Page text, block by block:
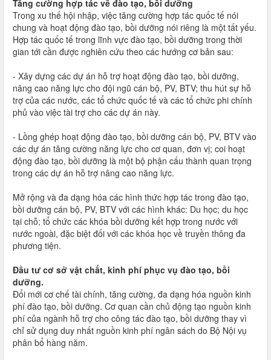
Tăng cường hợp tác về đào tạo, bồi dưỡng
Trong xu thế hội nhập, việc tăng cường hợp tác quốc tế nói
chung và hoạt động đào tạo, bồi dưỡng nói riêng là một tất yếu.
Hợp tác quốc tế trong lĩnh vực đào tạo, bồi dưỡng trong thời
gian tới cần được nghiên cứu theo các hướng cơ bản sau:
- Xây dựng các dự án hỗ trợ hoạt động đào tạo, bồi dưỡng,
nâng cao năng lực cho đội ngũ cán bộ, PV, BTV; thu hút sự hỗ
trợ của các nước, các tổ chức quốc tế và các tổ chức phi chính
phủ vào việc tài trợ cho các dự án này.
- Lồng ghép hoạt động đào tạo, bồi dưỡng cán bộ, PV, BTV vào
các dự án tăng cường năng lực cho cơ quan, đơn vị; coi hoạt
động đào tạo, bồi dưỡng là một bộ phận cấu thành quan trọng
trong các dự án hỗ trợ nâng cao năng lực.
Mở rộng và đa dạng hóa các hình thức hợp tác trong đào tạo,
bồi dưỡng cán bộ, PV, BTV với các hình khác: Du học; du học
tại chỗ; tổ chức các khóa bồi dưỡng kết hợp trong nước với
nước ngoài, đặc biệt đối với các khóa học về truyền thông đa
phương tiện.
Đầu tư cơ sở vật chất, kinh phí phục vụ đào tạo, bồi
dưỡng.
Đổi mới cơ chế tài chính, tăng cường, đa dạng hóa nguồn kinh
phí đào tạo, bồi dưỡng. Cơ quan cần chủ động tạo nguồn kinh
phí của ngành hỗ trợ cho công tác đào tạo, bồi dưỡng thay vì
chỉ sử dụng duy nhất nguồn kinh phí ngân sách do Bộ Nội vụ
phân bổ hàng năm.